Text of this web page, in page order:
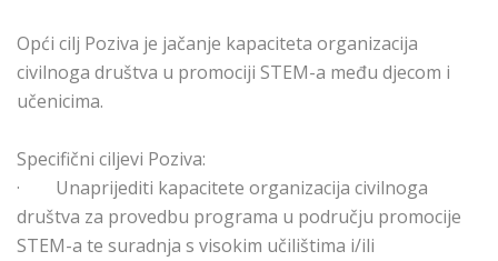
Opći cilj Poziva je jačanje kapaciteta organizacija
civilnoga društva u promociji STEM-a među djecom i
učenicima.
Specifični ciljevi Poziva:
· Unaprijediti kapacitete organizacija civilnoga
društva za provedbu programa u području promocije
STEM-a te suradnja s visokim učilištima i/ili